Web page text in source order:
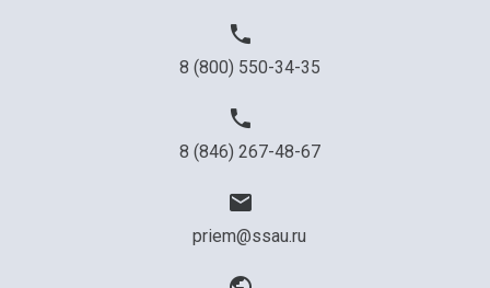
8 (800) 550-34-35
8 (846) 267-48-67
priem@ssau.ru